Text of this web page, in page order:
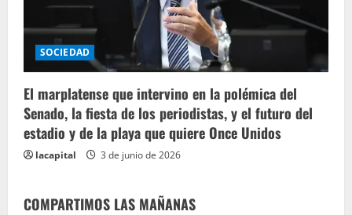
SOCIEDAD
El marplatense que intervino en la polémica del
Senado, la fiesta de los periodistas, y el futuro del
estadio y de la playa que quiere Once Unidos
lacapital 3 de junio de 2026
COMPARTIMOS LAS MAÑANAS